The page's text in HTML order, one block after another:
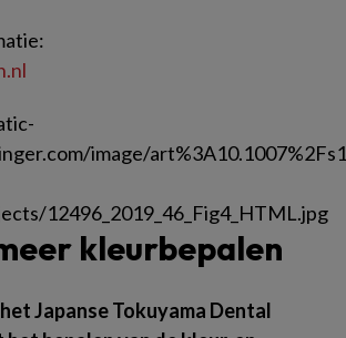
kleurbepalen
Japanse Tokuyama Dental